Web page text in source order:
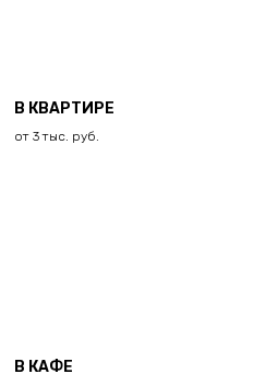
В КВАРТИРЕ
от 3 тыс. руб.
В КАФЕ